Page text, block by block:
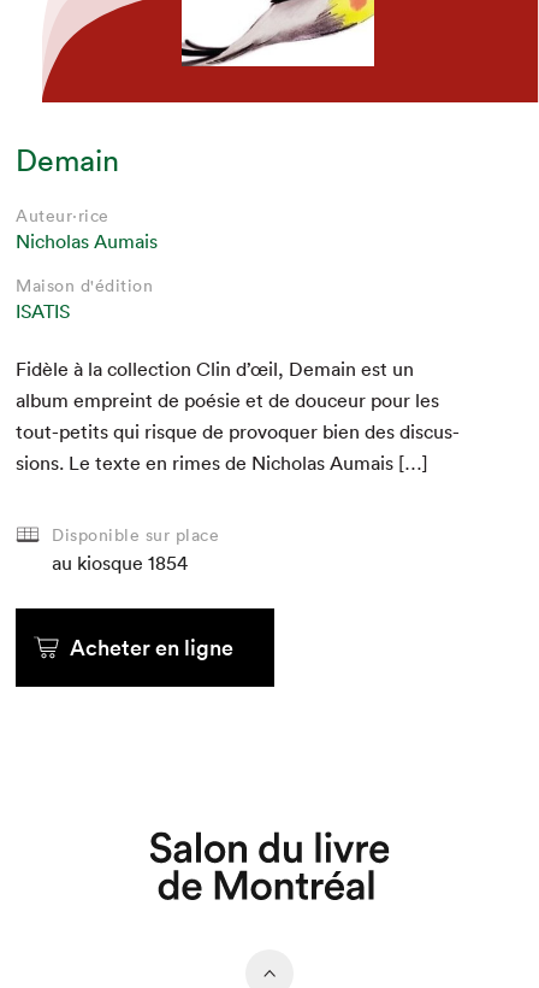
Demain
Auteur·rice
Nicholas Aumais
Maison d'édition
ISATIS
Fidèle à la col­lec­tion Clin d’œil, Demain est un
album empreint de poésie et de douceur pour les
tout-petits qui risque de provo­quer bien des dis­cus­
sions. Le texte en rimes de Nicholas Aumais […]
Disponible sur place
au kiosque 1854
Acheter en ligne